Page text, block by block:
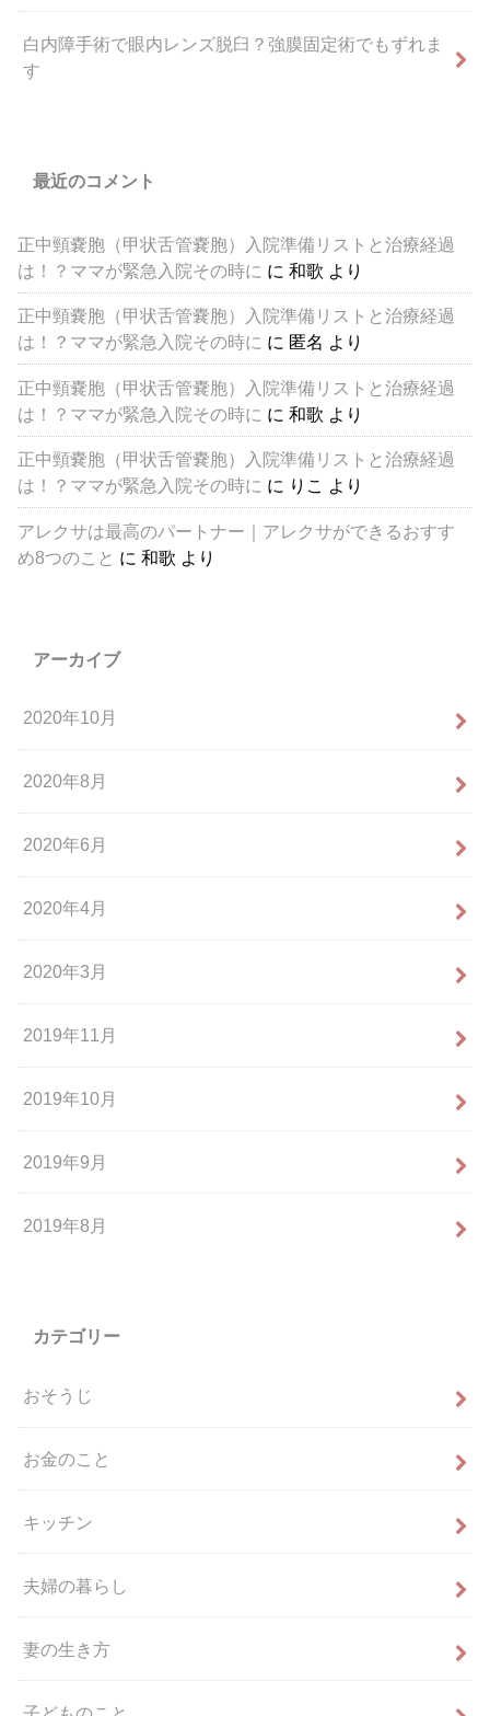
白内障手術で眼内レンズ脱臼？強膜固定術でもずれま
す
最近のコメント
正中頸嚢胞（甲状舌管嚢胞）入院準備リストと治療経過
は！？ママが緊急入院その時に に和歌 より
正中頸嚢胞（甲状舌管嚢胞）入院準備リストと治療経過
は！？ママが緊急入院その時に に 匿名 より
正中頸嚢胞（甲状舌管嚢胞）入院準備リストと治療経過
は！？ママが緊急入院その時に に和歌 より
正中頸嚢胞（甲状舌管嚢胞）入院準備リストと治療経過
は！？ママが緊急入院その時に に りこ より
アレクサは最高のパートナー｜アレクサができるおすす
め8つのこと に和歌 より
アーカイブ
2020年10月
2020年8月
2020年6月
2020年4月
2020年3月
2019年11月
2019年10月
2019年9月
2019年8月
カテゴリー
おそうじ
お金のこと
キッチン
夫婦の暮らし
妻の生き方